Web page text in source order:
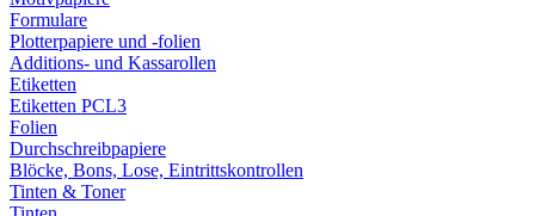
Formulare
Plotterpapiere und -folien
Additions- und Kassarollen
Etiketten
Etiketten PCL3
Folien
Durchschreibpapiere
Blöcke, Bons, Lose, Eintrittskontrollen
Tinten & Toner